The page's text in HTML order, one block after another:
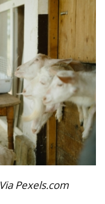
Pexels.com